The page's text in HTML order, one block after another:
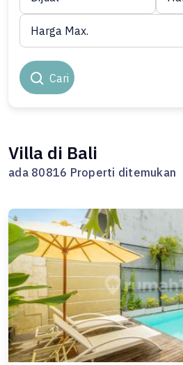
Cari
Harga Max.
Villa di Bali
ada 80816 Properti ditemukan